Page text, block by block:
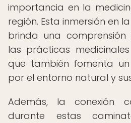
importancia en la
región. Esta inmersión en
brinda una
las prácticas
que también fomenta
por el entorno natural y
Además, la conexión
durante estas